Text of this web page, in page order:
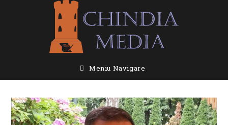
Meniu Navigare